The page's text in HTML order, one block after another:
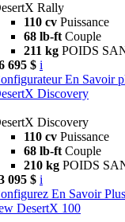
Rally
110 cv Puissance
68 lb-ft Couple
211 kg POIDS
695 $ i
En Savoir
Discovery
Discovery
110 cv Puissance
68 lb-ft Couple
210 kg POIDS
095 $ i
En Savoir Plus
DesertX 100